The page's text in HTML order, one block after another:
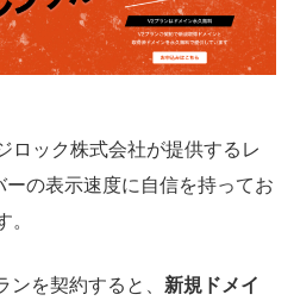
ロック株式会社が提供するレ
の表示速度に自信を持ってお
。
ンを契約すると、 新規ドメイ